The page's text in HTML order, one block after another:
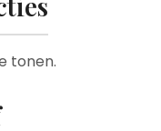
tonen.